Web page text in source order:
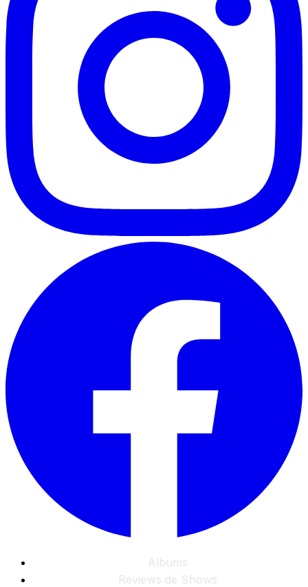
Albums
Reviews de Shows